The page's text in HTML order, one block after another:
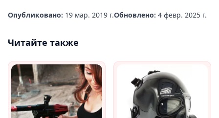
Опубликовано: 19 мар. 2019 г.Обновлено: 4 февр. 2025 г.
Читайте также